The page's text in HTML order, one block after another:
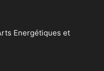
Energétiques et